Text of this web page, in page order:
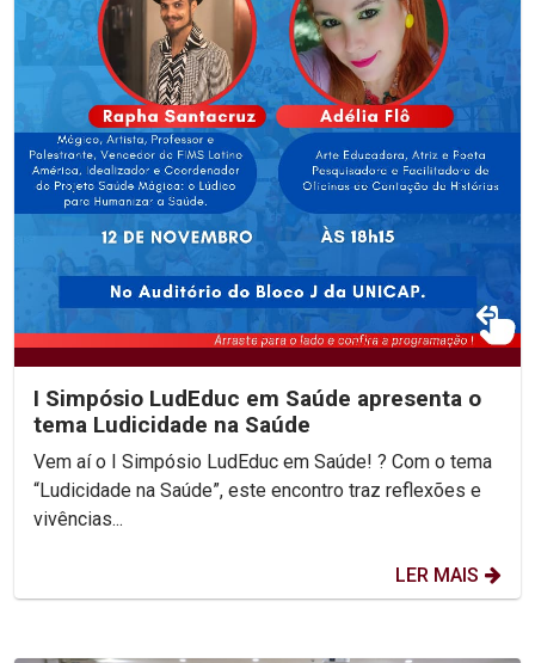
I Simpósio LudEduc em Saúde apresenta o
tema Ludicidade na Saúde
Vem aí o I Simpósio LudEduc em Saúde! ? Com o tema
“Ludicidade na Saúde”, este encontro traz reflexões e
vivências...
LER MAIS